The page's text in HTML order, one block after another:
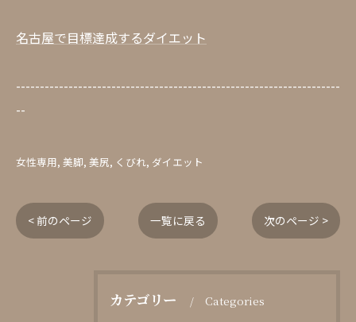
名古屋で目標達成するダイエット
--------------------------------------------------------------------
--
女性専用 美脚 美尻 くびれ ダイエット
< 前のページ 一覧に戻る 次のページ >
カテゴリー Categories